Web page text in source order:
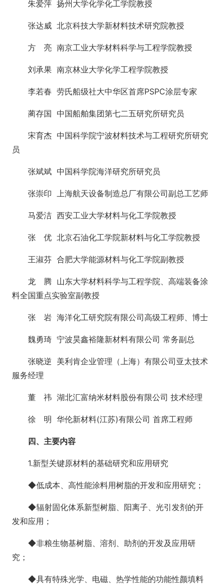
朱爱萍 扬州大学化学化工学院教授
张达威 北京科技大学新材料技术研究院教授
方 亮 南京工业大学材料科学与工程学院教授
刘承果 南京林业大学化学工程学院教授
李若春 劳氏船级社大中华区首席PSPC涂层专家
蔺存国 中国船舶集团第七二五研究所研究员
宋育杰 中国科学院宁波材料技术与工程研究所研究
员
张斌斌 中国科学院海洋研究所研究员
张崇印 上海航天设备制造总厂有限公司副总工艺师
马爱洁 西安工业大学材料与化工学院教授
张 优 北京石油化工学院新材料与化工学院教授
王淑芬 合肥大学能源材料与化工学院副教授
龙 腾 山东大学材料科学与工程学院、高端装备涂
料全国重点实验室副教授
张 岩 海洋化工研究院有限公司高级工程师、博士
魏勇琦 宁波昊鑫裕隆新材料有限公司 常务副总
张晓逆 美利肯企业管理（上海）有限公司亚太技术
服务经理
董 祎 湖北汇富纳米材料股份有限公司 技术经理
徐 明 华伦新材料(江苏)有限公司 首席工程师
四、主要内容
1.新型关键原材料的基础研究和应用研究
◆低成本、高性能涂料用树脂的开发和应用研究；
◆辐射固化体系新型树脂、阳离子、光引发剂的开
发和应用；
◆非粮生物基树脂、溶剂、助剂的开发及应用研
究；
◆具有特殊光学、电磁、热学性能的功能性颜填料